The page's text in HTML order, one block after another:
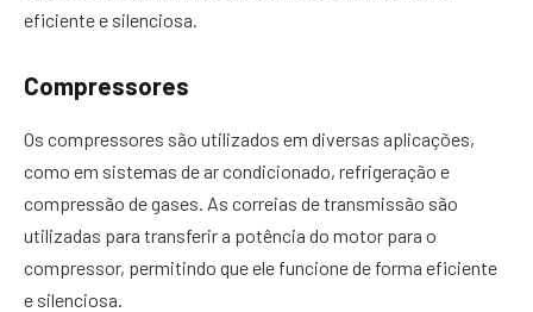
eficiente e silenciosa.
Compressores
Os compressores são utilizados em diversas aplicações,
como em sistemas de ar condicionado, refrigeração e
compressão de gases. As correias de transmissão são
utilizadas para transferir a potência do motor para o
compressor, permitindo que ele funcione de forma eficiente
e silenciosa.